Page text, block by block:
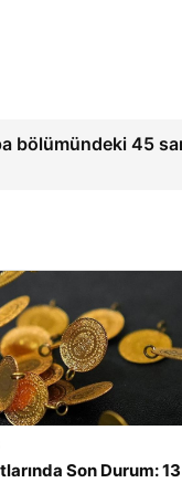
bölümündeki 45
Son Durum: 13